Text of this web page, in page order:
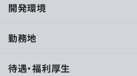
開発環境
スタマイズ」の実行における要、
勤務地
待遇・福利厚生